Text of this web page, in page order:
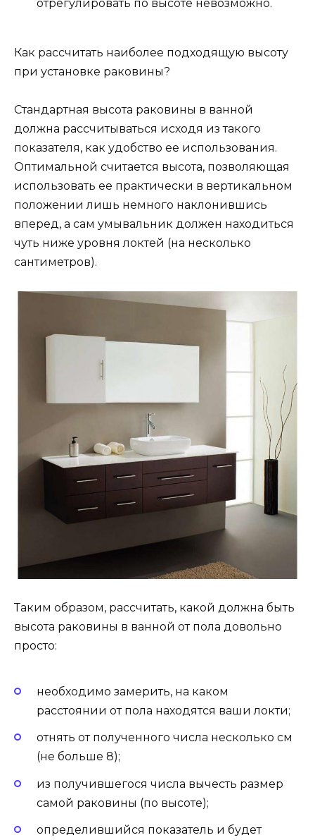
отрегулировать по высоте невозможно.
Как рассчитать наиболее подходящую высоту
при установке раковины?
Стандартная высота раковины в ванной
должна рассчитываться исходя из такого
показателя, как удобство ее использования.
Оптимальной считается высота, позволяющая
использовать ее практически в вертикальном
положении лишь немного наклонившись
вперед, а сам умывальник должен находиться
чуть ниже уровня локтей (на несколько
сантиметров).
Таким образом, рассчитать, какой должна быть
высота раковины в ванной от пола довольно
просто:
необходимо замерить, на каком
расстоянии от пола находятся ваши локти;
отнять от полученного числа несколько см
(не больше 8);
из получившегося числа вычесть размер
самой раковины (по высоте);
определившийся показатель и будет